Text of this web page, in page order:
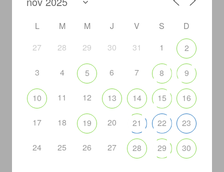
L M M J V S
D
27
28 29 30 31 1 2
3 4 5 6 7 8 9
10 11 12 13 14 15 16
17 18 19 20 21 22 23
24 25 26 27 28 29 30